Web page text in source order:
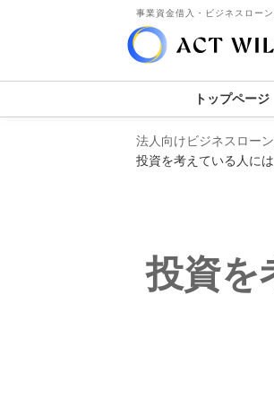
事業資金借入・ビジネスロー
トップページ
法人向けビジネスロー
投資を考えている人に
投資を